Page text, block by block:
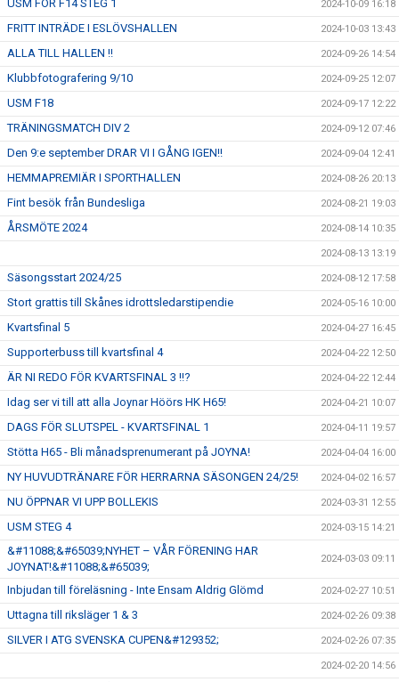
USM FÖR F14 STEG 1 2024-10-09 16:18
FRITT INTRÄDE I ESLÖVSHALLEN 2024-10-03 13:43
ALLA TILL HALLEN !! 2024-09-26 14:54
Klubbfotografering 9/10 2024-09-25 12:07
USM F18 2024-09-17 12:22
TRÄNINGSMATCH DIV 2 2024-09-12 07:46
Den 9:e september DRAR VI I GÅNG IGEN!! 2024-09-04 12:41
HEMMAPREMIÄR I SPORTHALLEN 2024-08-26 20:13
Fint besök från Bundesliga 2024-08-21 19:03
ÅRSMÖTE 2024 2024-08-14 10:35
2024-08-13 13:19
Säsongsstart 2024/25 2024-08-12 17:58
Stort grattis till Skånes idrottsledarstipendie 2024-05-16 10:00
Kvartsfinal 5 2024-04-27 16:45
Supporterbuss till kvartsfinal 4 2024-04-22 12:50
ÄR NI REDO FÖR KVARTSFINAL 3 !!? 2024-04-22 12:44
Idag ser vi till att alla Joynar Höörs HK H65! 2024-04-21 10:07
DAGS FÖR SLUTSPEL - KVARTSFINAL 1 2024-04-11 19:57
Stötta H65 - Bli månadsprenumerant på JOYNA! 2024-04-04 16:00
NY HUVUDTRÄNARE FÖR HERRARNA SÄSONGEN 24/25! 2024-04-02 16:57
NU ÖPPNAR VI UPP BOLLEKIS 2024-03-31 12:55
USM STEG 4 2024-03-15 14:21
&#11088;&#65039;NYHET – VÅR FÖRENING HAR
JOYNAT!&#11088;&#65039;
2024-03-03 09:11
Inbjudan till föreläsning - Inte Ensam Aldrig Glömd 2024-02-27 10:51
Uttagna till riksläger 1 & 3 2024-02-26 09:38
SILVER I ATG SVENSKA CUPEN&#129352; 2024-02-26 07:35
2024-02-20 14:56